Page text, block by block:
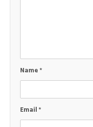
Name*
Email*